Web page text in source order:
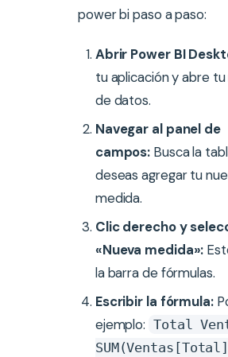
power bi paso a paso:
Abrir Power BI
tu aplicación y abre
de datos.
Navegar al panel de
campos: Busca la
deseas agregar tu
medida.
Clic derecho y
«Nueva medida»:
la barra de fórmulas.
Escribir la fórmula:
ejemplo: Total